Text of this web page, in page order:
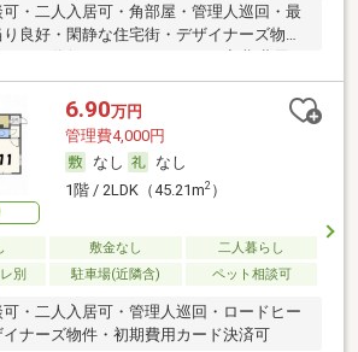
・二人入居可・角部屋・管理人巡回・最
り良好・閑静な住宅街・デザイナーズ物
不要／代行 ・ルームシェア可・初期費用カ
6.90万円
管理費4,000円
なし
なし
1階 / 2LDK（45.21m2）
敷金なし
二人暮らし
別
駐車場(近隣含) ペット相談可
・二人入居可・管理人巡回・ロードヒー
イナーズ物件・初期費用カード決済可